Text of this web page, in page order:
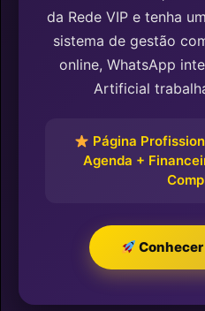
da Rede VIP e tenha
sistema de gestão
online, WhatsApp
Artificial
Página
Agenda +
Conhecer